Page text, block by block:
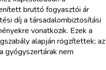
bruttó fogyasztói ár
díj a társadalombiztosítási
vonatkozik. Ezek a
alapján rögzítettek; az
gyógyszertárak nem